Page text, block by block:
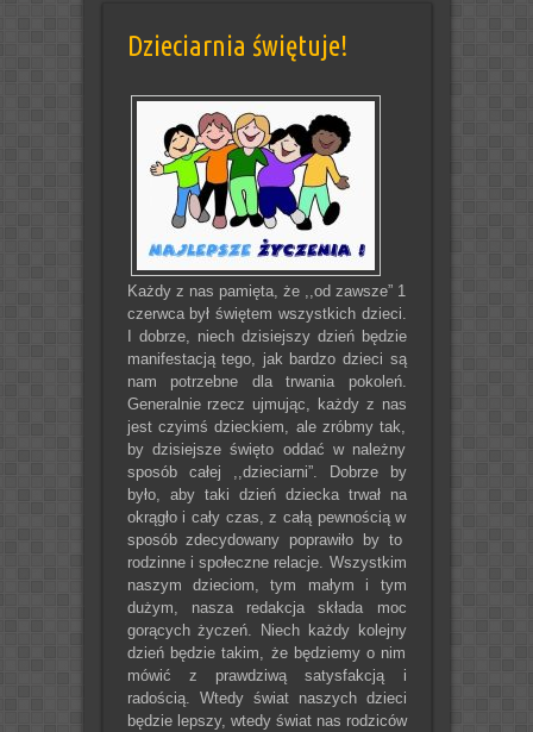
Dzieciarnia świętuje!
Każdy z nas pamięta, że ,,od zawsze” 1
czerwca był świętem wszystkich dzieci.
I dobrze, niech dzisiejszy dzień będzie
manifestacją tego, jak bardzo dzieci są
nam potrzebne dla trwania pokoleń.
Generalnie rzecz ujmując, każdy z nas
jest czyimś dzieckiem, ale zróbmy tak,
by dzisiejsze święto oddać w należny
sposób całej ,,dzieciarni”. Dobrze by
było, aby taki dzień dziecka trwał na
okrągło i cały czas, z całą pewnością w
sposób zdecydowany poprawiło by to
rodzinne i społeczne relacje. Wszystkim
naszym dzieciom, tym małym i tym
dużym, nasza redakcja składa moc
gorących życzeń. Niech każdy kolejny
dzień będzie takim, że będziemy o nim
mówić z prawdziwą satysfakcją i
radością. Wtedy świat naszych dzieci
będzie lepszy, wtedy świat nas rodziców